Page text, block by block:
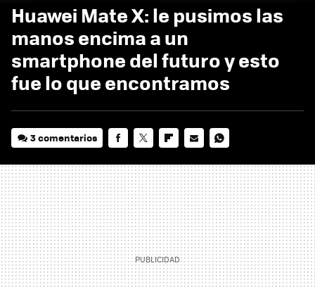
Huawei Mate X: le pusimos las
manos encima a un
smartphone del futuro y esto
fue lo que encontramos
3 comentarios
MAIL